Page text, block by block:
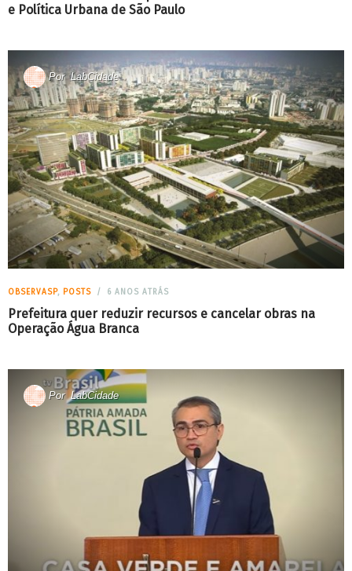
e Política Urbana de São Paulo
PorLabCidade
OBSERVASP, POSTS 6 ANOS ATRÁS
Prefeitura quer reduzir recursos e cancelar obras na
Operação Água Branca
PorLabCidade